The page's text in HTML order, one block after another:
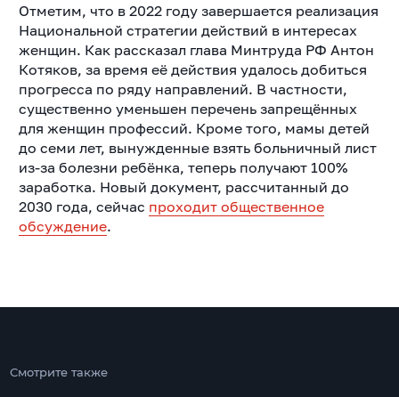
Отметим, что в 2022 году завершается реализация
Национальной стратегии действий в интересах
женщин. Как рассказал глава Минтруда РФ Антон
Котяков, за время её действия удалось добиться
прогресса по ряду направлений. В частности,
существенно уменьшен перечень запрещённых
для женщин профессий. Кроме того, мамы детей
до семи лет, вынужденные взять больничный лист
из-за болезни ребёнка, теперь получают 100%
заработка. Новый документ, рассчитанный до
2030 года, сейчас проходит общественное
обсуждение.
Смотрите также